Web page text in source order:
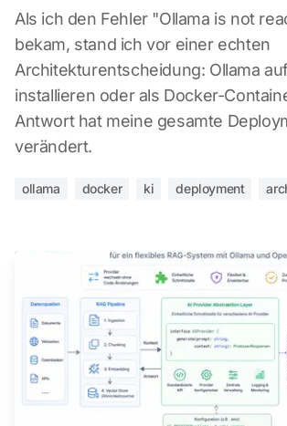
Als ich den Fehler "Ollama is not
bekam, stand ich vor einer echten
Architekturentscheidung: Ollama
installieren oder als Docker-
Antwort hat meine gesamte
verändert.
ollama docker ki deployment